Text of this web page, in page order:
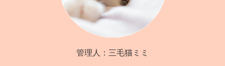
管理人：三毛猫ミミ